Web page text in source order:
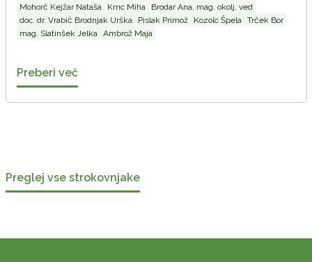
Mohorč Kejžar Nataša Krnc Miha
Brodar Ana, mag. okolj. ved
doc. dr. Vrabič Brodnjak Urška
Pislak Primož Kozolc Špela
Trček Bor
mag. Slatinšek Jelka
Ambrož Maja
Preberi več
Preglej vse strokovnjake